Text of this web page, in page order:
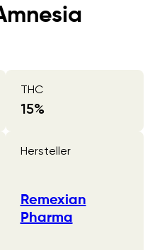
THC
15%
Hersteller
Remexian
Pharma